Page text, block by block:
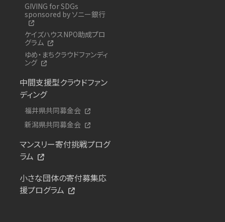
GIVING for SDGs
sponsored by ソニー銀行
ケイズハウスNPO助成プロ
グラム
ゆめ・まちクラウドファンディ
ング
中間支援型クラウドファン
ディング
福井県共同募金会
新潟県共同募金会
マンスリー寄付挑戦プログ
ラム
小さな団体の寄付募集応
援プログラム